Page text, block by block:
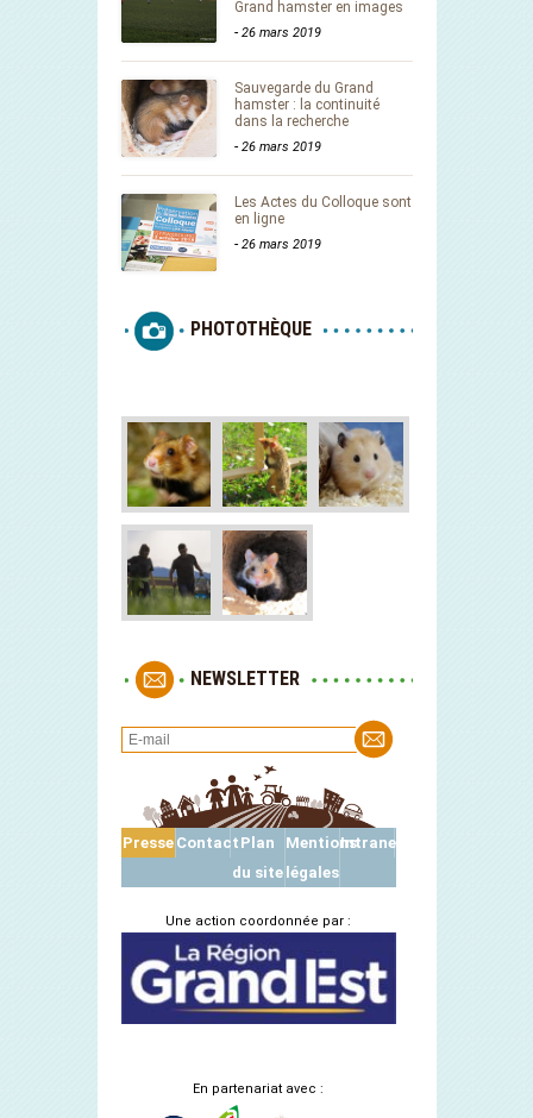
Grand hamster en images
- 26 mars 2019
Sauvegarde du Grand
hamster : la continuité
dans la recherche
- 26 mars 2019
Les Actes du Colloque sont
en ligne
- 26 mars 2019
PHOTOTHÈQUE
NEWSLETTER
Presse Contact Plan
du site
Mentions
légales
Intranet
Une action coordonnée par :
En partenariat avec :